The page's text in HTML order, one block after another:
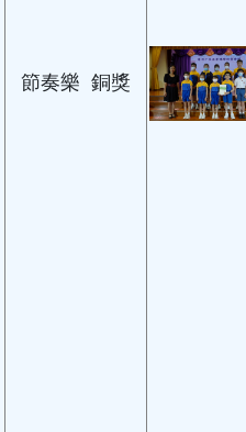
節奏樂 銅獎